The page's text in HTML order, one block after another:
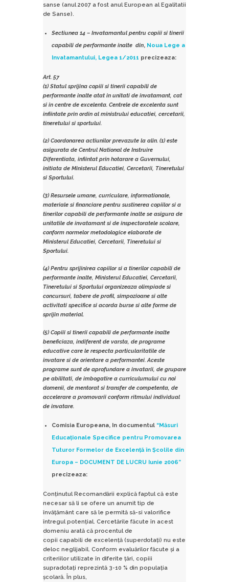
sanse (anul 2007 a fost anul European al Egalitatii
de Sanse).
Sectiunea 14 – Invatamantul pentru copiii si tinerii
capabili de performante inalte din, Noua Lege a
Invatamantului, Legea 1/2011 precizeaza:
Art. 57
(1) Statul sprijina copiii si tinerii capabili de
performante inalte atat in unitati de invatamant, cat
si in centre de excelenta. Centrele de excelenta sunt
infiintate prin ordin al ministrului educatiei, cercetarii,
tineretului si sportului.
(2) Coordonarea actiunilor prevazute la alin. (1) este
asigurata de Centrul National de Instruire
Diferentiata, infiintat prin hotarare a Guvernului,
initiata de Ministerul Educatiei, Cercetarii, Tineretului
si Sportului.
(3) Resursele umane, curriculare, informationale,
materiale si financiare pentru sustinerea copiilor si a
tinerilor capabili de performante inalte se asigura de
unitatile de invatamant si de inspectoratele scolare,
conform normelor metodologice elaborate de
Ministerul Educatiei, Cercetarii, Tineretului si
Sportului.
(4) Pentru sprijinirea copiilor si a tinerilor capabili de
performante inalte, Ministerul Educatiei, Cercetarii,
Tineretului si Sportului organizeaza olimpiade si
concursuri, tabere de profil, simpozioane si alte
activitati specifice si acorda burse si alte forme de
sprijin material.
(5) Copiii si tinerii capabili de performante inalte
beneficiaza, indiferent de varsta, de programe
educative care le respecta particularitatile de
invatare si de orientare a performantei. Aceste
programe sunt de aprofundare a invatarii, de grupare
pe abilitati, de imbogatire a curriculumului cu noi
domenii, de mentorat si transfer de competenta, de
accelerare a promovarii conform ritmului individual
de invatare.
Comisia Europeana, In documentul “Măsuri
Educaţionale Specifice pentru Promovarea
Tuturor Formelor de Excelenţă în Şcolile din
Europa – DOCUMENT DE LUCRU Iunie 2006”
precizeaza:
Conţinutul Recomandării explică faptul că este
necesar să li se ofere un anumit tip de
învăţământ care să le permită să-si valorifice
întregul potenţial. Cercetările făcute în acest
domeniu arată că procentul de
copii capabili de excelenţă (superdotaţi) nu este
deloc neglijabil. Conform evaluărilor făcute şi a
criteriilor utilizate în diferite ţări, copiii
supradotaţi reprezintă 3-10 % din populaţia
şcolară. În plus,